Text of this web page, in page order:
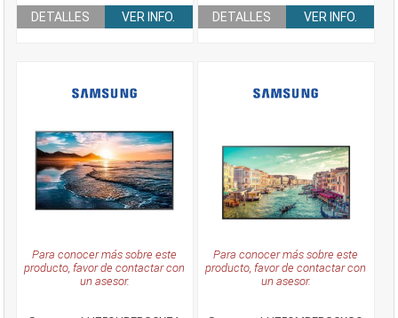
DETALLES VER INFO. DETALLES VER INFO.
Para conocer más sobre este
producto, favor de contactar con
un asesor.
Para conocer más sobre este
producto, favor de contactar con
un asesor.